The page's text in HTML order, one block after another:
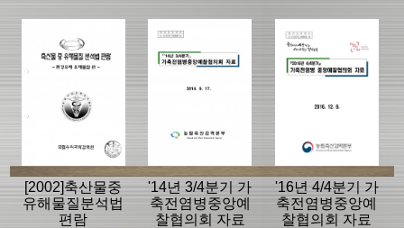
[2002]축산물중
유해물질분석법
편람
'14년 3/4분기 가
축전염병중앙예
찰협의회 자료
'16년 4/4분기 가
축전염병중앙예
찰협의회 자료